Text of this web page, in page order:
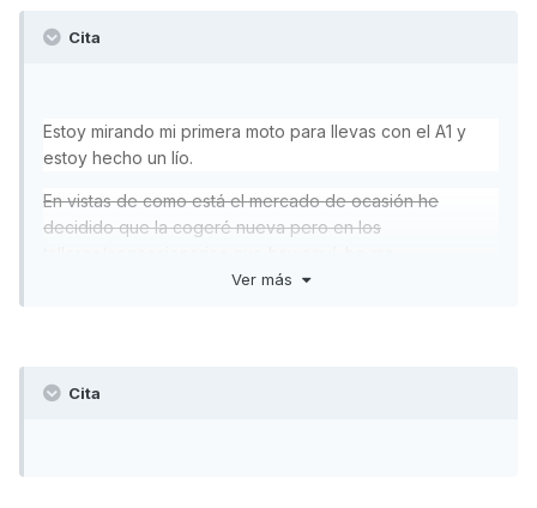
Cita
Estoy mirando mi primera moto para llevas con el A1 y
estoy hecho un lío.
En vistas de como está el mercado de ocasión he
decidido que la cogeré nueva pero en los
recomiendan la honda vision 110, la kymco agility 125 o la
Ver más
Cita